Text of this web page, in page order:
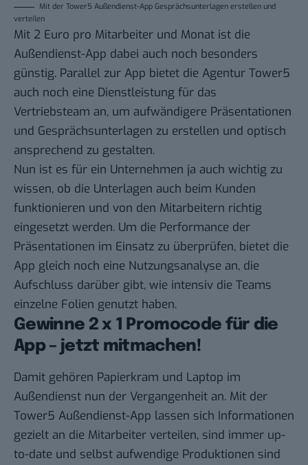
Mit der Tower5 Außendienst-App Gesprächsunterlagen erstellen und
verteilen
Mit 2 Euro pro Mitarbeiter und Monat ist die
Außendienst-App dabei auch noch besonders
günstig. Parallel zur App bietet die Agentur Tower5
auch noch eine Dienstleistung für das
Vertriebsteam an, um aufwändigere Präsentationen
und Gesprächsunterlagen zu erstellen und optisch
ansprechend zu gestalten.
Nun ist es für ein Unternehmen ja auch wichtig zu
wissen, ob die Unterlagen auch beim Kunden
funktionieren und von den Mitarbeitern richtig
eingesetzt werden. Um die Performance der
Präsentationen im Einsatz zu überprüfen, bietet die
App gleich noch eine Nutzungsanalyse an, die
Aufschluss darüber gibt, wie intensiv die Teams
einzelne Folien genutzt haben.
Gewinne 2 x 1 Promocode für die
App – jetzt mitmachen!
Damit gehören Papierkram und Laptop im
Außendienst nun der Vergangenheit an. Mit der
Tower5 Außendienst-App lassen sich Informationen
gezielt an die Mitarbeiter verteilen, sind immer up-
to-date und selbst aufwendige Produktionen sind